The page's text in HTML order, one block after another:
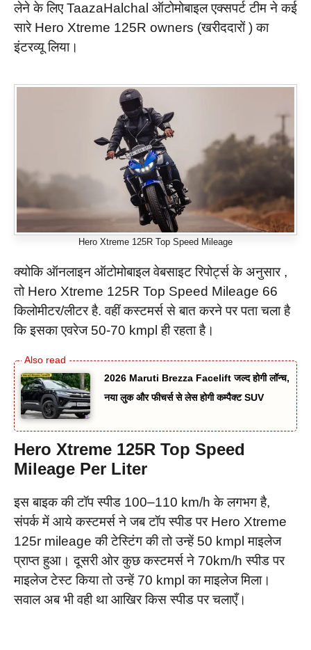
लेने के लिए TaazaHalchal ऑटोमोबाइल एक्सपर्ट टीम ने कई
सारे Hero Xtreme 125R owners (खरीददारों ) का
इंटरव्यू लिया।
Hero Xtreme 125R Top Speed Mileage
क्योकि ऑनलाइन ऑटोमोबाइल वेबसाइट रिपोर्ट्स के अनुसार ,
तो Hero Xtreme 125R Top Speed Mileage 66
किलोमीटर/लीटर है. वहीं कस्टमर्स से बात करने पर पता चला है
कि इसका एवरेज 50-70 kmpl ही रहता है।
2026 Maruti Brezza Facelift जल्द होगी लॉन्च,
नया लुक और फीचर्स से लेस होगी कम्पैक्ट SUV
Hero Xtreme 125R Top Speed
Mileage Per Liter
इस बाइक की टॉप स्पीड 100–110 km/h के लगभग है,
संपर्क में आये कस्टमर्स ने जब टॉप स्पीड पर Hero Xtreme
125r mileage की टेस्टिंग की तो उन्हें 50 kmpl माइलेज
प्राप्त हुआ। दूसरी ओर कुछ कस्टमर्स ने 70km/h स्पीड पर
माइलेज टेस्ट किया तो उन्हें 70 kmpl का माइलेज मिला।
सवाल अब भी वही था आखिर किस स्पीड पर चलाएँ।